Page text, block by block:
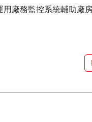
廠務監控系統輔助廠